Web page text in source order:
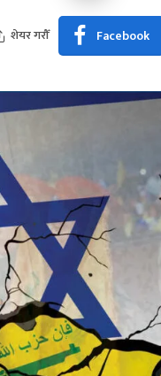
शेयर गरौँ Facebook